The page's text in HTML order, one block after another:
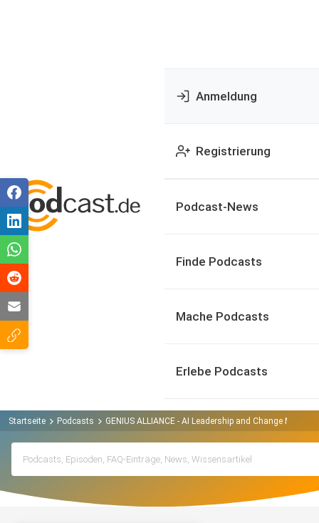
Anmeldung
Registrierung
Podcast-News
Finde Podcasts
Mache Podcasts
Erlebe Podcasts
Startseite Podcasts GENIUS ALLIANCE - AI Leadership and Change